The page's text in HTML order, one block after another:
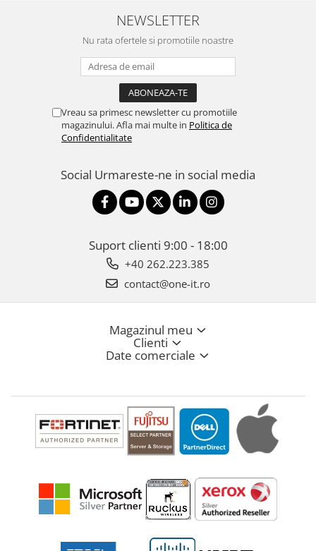
NEWSLETTER
Nu rata ofertele si promotiile noastre
Vreau sa primesc newsletter cu promotiile
magazinului. Afla mai multe in Politica de
Confidentialitate
Social Urmareste-ne in social media
Suport clienti 9:00 - 18:00
+40 262.223.385
contact@one-it.ro
Magazinul meu
Clienti
Date comerciale